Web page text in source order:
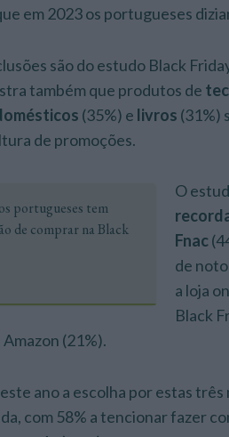
em 2023 os portugueses
são do estudo Black
também que produtos de
(35%) e livros (31%)
de promoções.
portugueses tem
de comprar na Black
O
Fnac
de
a loja
Black
Amazon (21%).
este ano a escolha por estas
com 58% a tencionar fazer